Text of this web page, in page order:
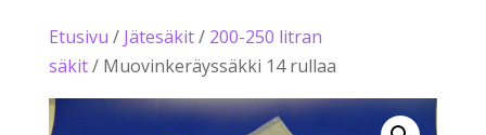
Etusivu / Jätesäkit/ 200-250 litran
säkit/ Muovinkeräyssäkki 14 rullaa